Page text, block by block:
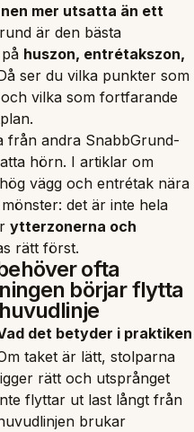
mer utsatta än ett
är den bästa
huszon, entrétakszon,
ser du vilka punkter som
vilka som fortfarande
från andra SnabbGrund-
hörn. I artiklar om
vägg och entrétak nära
det är inte hela
ytterzonerna och
rätt först.
ofta
börjar flytta
det betyder i praktiken
taket är lätt, stolparna
rätt och utsprånget
flyttar ut last långt från
brukar